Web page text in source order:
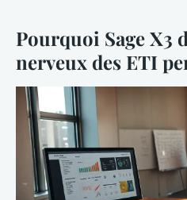
Pourquoi Sage X3
nerveux des ETI